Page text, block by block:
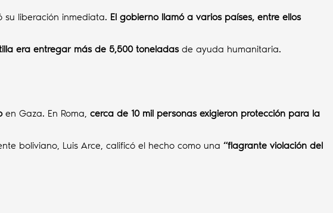
su liberación inmediata. El gobierno llamó a varios países, entre ellos
era entregar más de 5,500 toneladasde ayuda humanitaria.
en Gaza. En Roma, cerca de 10 mil personas exigieron protección para la
boliviano, Luis Arce, calificó el hecho como una “flagrante violación del